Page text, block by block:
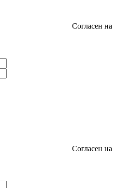
Согласен на
Согласен на